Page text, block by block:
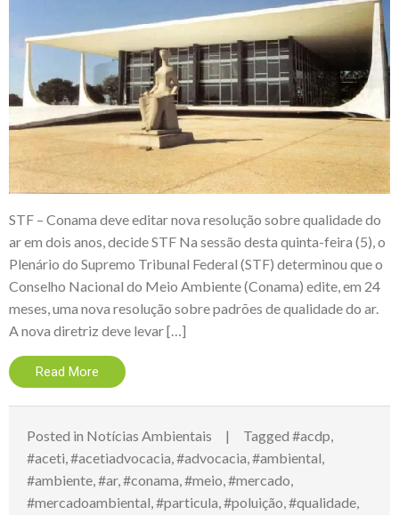
STF – Conama deve editar nova resolução sobre qualidade do
ar em dois anos, decide STF Na sessão desta quinta-feira (5), o
Plenário do Supremo Tribunal Federal (STF) determinou que o
Conselho Nacional do Meio Ambiente (Conama) edite, em 24
meses, uma nova resolução sobre padrões de qualidade do ar.
A nova diretriz deve levar […]
Read More
Posted in Notícias Ambientais Tagged #acdp,
#aceti,#acetiadvocacia,#advocacia,#ambiental,
#ambiente,#ar,#conama,#meio,#mercado,
#mercadoambiental,#particula,#poluição,#qualidade,